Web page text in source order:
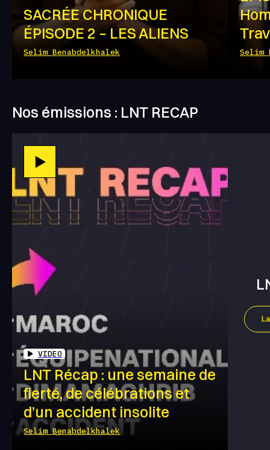
SACRÉE CHRONIQUE
ÉPISODE 2 – LES ALIENS
Selim Benabdelkhalek Selim
Nos émissions : LNT RECAP
VIDEO
LNT Récap : une semaine de
fierté, de célébrations et
d’un accident insolite
Selim Benabdelkhalek